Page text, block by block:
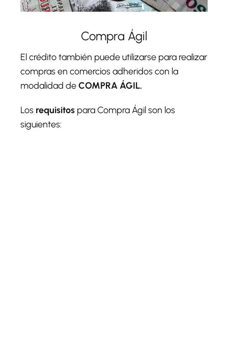
Compra Ágil
El crédito también puede utilizarse para realizar
compras en comercios adheridos con la
modalidad deCOMPRA ÁGIL.
Los requisitos para Compra Ágil son los
siguientes: